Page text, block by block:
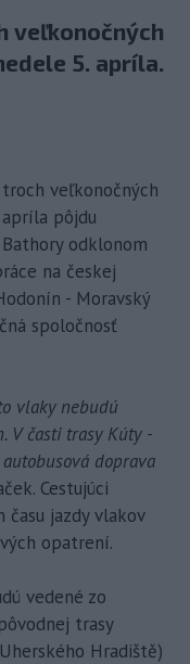
veľkonočných
5. apríla.
troch veľkonočných
pôjdu
odklonom
na českej
- Moravský
spoločnosť
vlaky nebudú
V časti trasy Kúty -
doprava
Cestujúci
jazdy vlakov
opatrení.
vedené zo
trasy
Hradiště)